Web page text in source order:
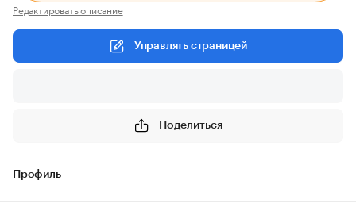
Редактировать описание
Управлять страницей
Поделиться
Профиль